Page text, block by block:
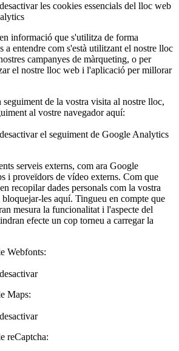
les cookies essencials del lloc web
informació que s'utilitza de forma
a entendre com s'està utilitzant el nostre lloc
campanyes de màrqueting, o per
el nostre lloc web i l'aplicació per millorar
de la vostra visita al nostre lloc,
al vostre navegador aquí:
el seguiment de Google Analytics
serveis externs, com ara Google
i proveïdors de vídeo externs. Com que
recopilar dades personals com la vostra
bloquejar-les aquí. Tingueu en compte que
mesura la funcionalitat i l'aspecte del
efecte un cop torneu a carregar la
Webfonts:
Maps:
reCaptcha: